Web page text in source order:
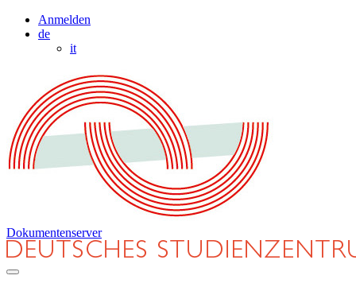
Anmelden
de
it
Dokumentenserver